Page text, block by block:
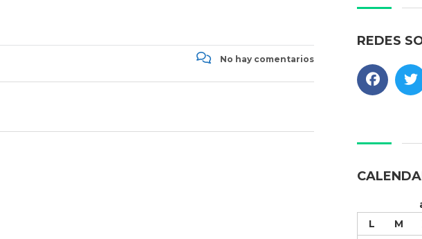
No hay comentarios
REDES
L
M